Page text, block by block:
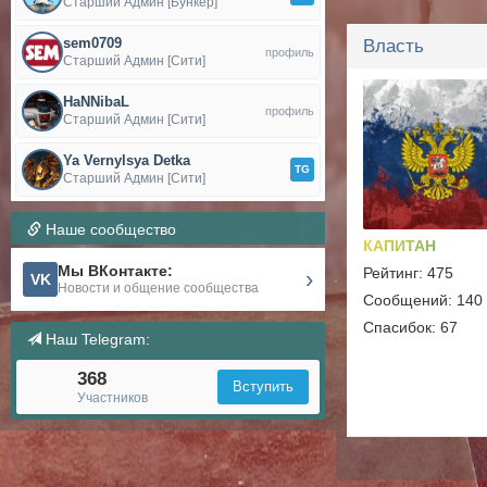
sem0709
Старший Админ [Сити]
профиль
HaNNibaL
Старший Админ [Сити]
профиль
Ya Vernylsya Detka
Старший Админ [Сити]
TG
Наше сообщество
VK Мы ВКонтакте:
Новости и общение сообщества ›
Наш Telegram:
368
Участников
Вступить
Сообщений: 22
Спасибок: 2
Власть
КАПИТАН
Рейтинг: 475
Сообщений: 140
Спасибок: 67